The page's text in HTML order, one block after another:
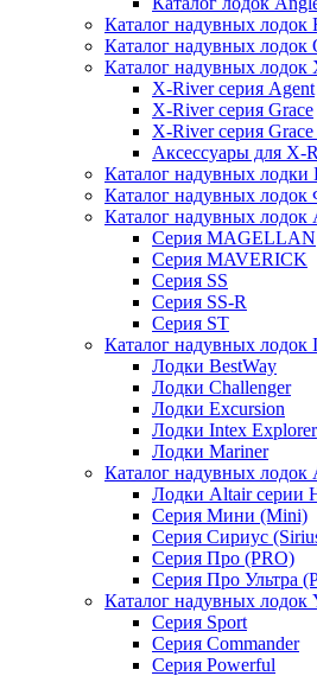
Каталог надувных лодок
Каталог надувных лодок
Каталог надувных лодок
X-River серия Agent
X-River серия Grace
X-River серия
Аксессуары для X-
Каталог надувных лодки
Каталог надувных лодок
Каталог надувных лодок
Серия MAGELLAN
Серия MAVERICK
Серия SS
Серия SS-R
Серия ST
Каталог надувных лодок
Лодки BestWay
Лодки Challenger
Лодки Excursion
Лодки Intex Explorer
Лодки Mariner
Каталог надувных лодок
Лодки Altair
Серия Мини (Mini)
Серия Сириус
Серия Про (PRO)
Серия Про Ультра
Каталог надувных лодок
Серия Sport
Серия Commander
Серия Powerful